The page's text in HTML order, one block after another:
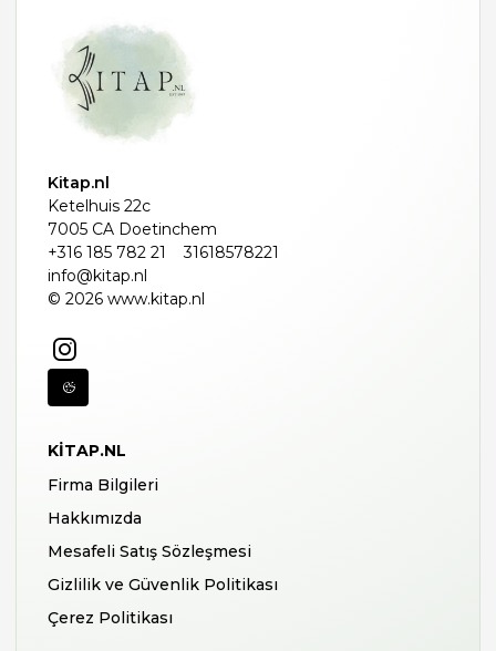
Kitap.nl
Ketelhuis 22c
7005 CA Doetinchem
+316 185 782 21
31618578221
info@kitap.nl
© 2026 www.kitap.nl
KITAP.NL
Firma Bilgileri
Hakkımızda
Mesafeli Satış Sözleşmesi
Gizlilik ve Güvenlik Politikası
Çerez Politikası